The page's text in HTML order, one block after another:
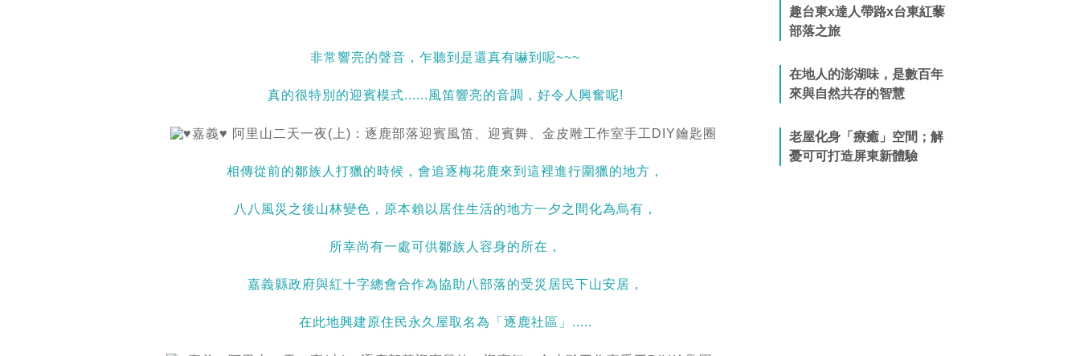
非常響亮的聲音，乍聽到是還真有嚇到呢~~~
真的很特別的迎賓模式......風笛響亮的音調，好令人興奮呢!
相傳從前的鄒族人打獵的時候，會追逐梅花鹿來到這裡進行圍獵的地方，
八八風災之後山林變色，原本賴以居住生活的地方一夕之間化為烏有，
所幸尚有一處可供鄒族人容身的所在，
嘉義縣政府與紅十字總會合作為協助八部落的受災居民下山安居，
在此地興建原住民永久屋取名為「逐鹿社區」.....
趣台東x達人帶路x台東紅藜
部落之旅
在地人的澎湖味，是數百年
來與自然共存的智慧
老屋化身「療癒」空間；解
憂可可打造屏東新體驗